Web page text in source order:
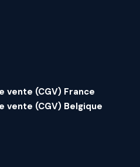
vente (CGV) France
vente (CGV) Belgique